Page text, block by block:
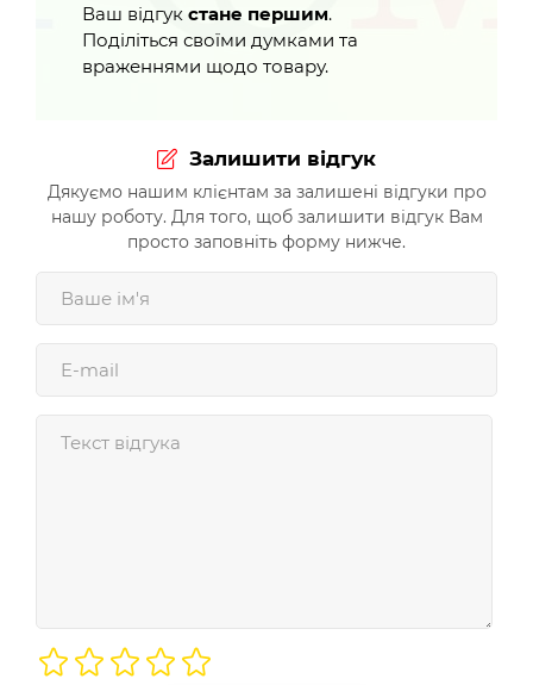
Ваш відгук стане першим.
Поділіться своїми думками та
враженнями щодо товару.
Залишити відгук
Дякуємо нашим клієнтам за залишені відгуки про
нашу роботу. Для того, щоб залишити відгук Вам
просто заповніть форму нижче.